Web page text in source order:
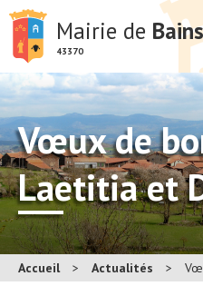
Mairie de Bains
43370
Vœux de
Laetitia et
Accueil > Actualités >